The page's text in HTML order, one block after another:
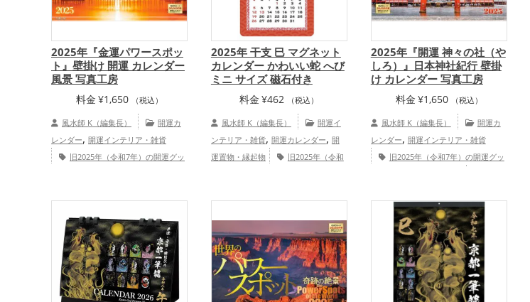
2025年『金運パワースポッ
ト』壁掛け 開運 カレンダー
風景 写真工房
料金 ¥1,650 （税込）
風水師 K（編集長）
開運カ
レンダー, 開運インテリア・雑貨
旧2025年（令和7年）の開運グッ
北地方,岩手県,香川県,関東地方,甲
信越地方,静岡県,奈良県,東海地方 ,
栃木県,関西地方,四国地方
アップ,総合運・全体運アップ
2025年 干支 巳 マグネット
カレンダー かわいい蛇 へび
ミニ サイズ 磁石付き
料金 ¥462 （税込）
風水師 K（編集長）
開運イ
ンテリア・雑貨, 開運カレンダー, 開
運置物・縁起物
旧2025年（令和
, , 家庭運・家族
運アップ,総合運・全体運アップ
2025年『開運 神々の社（や
しろ）』日本神社紀行 壁掛
け カレンダー 写真工房
料金 ¥1,650 （税込）
風水師 K（編集長）
開運カ
レンダー, 開運インテリア・雑貨
旧2025年（令和7年）の開運グッ
東北地方,京都府,宮城県,関東地方
埼玉県,広島県,山口県,東海地方
北陸地方,鹿児島県,関西地方
中国地方,九州地方
恋愛運アッ
結婚運アップ,金運アップ,仕事運
,健康運アップ,家庭運・家族